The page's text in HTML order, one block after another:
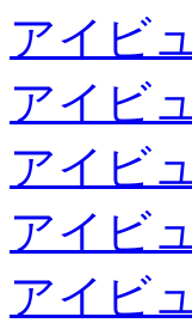
アイビ
アイビ
アイビ
アイビ
アイビ